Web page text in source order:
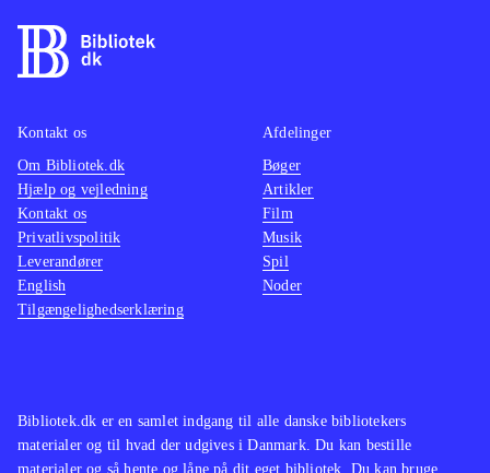
Bibliotek.dk er en samlet indgang til alle danske bibliotekers
materialer og til hvad der udgives i Danmark. Du kan bestille
materialer og så hente og låne på dit eget bibliotek. Du kan bruge
Kontakt os
Om Bibliotek.dk
Hjælp og vejledning
Kontakt os
Privatlivspolitik
Leverandører
English
Tilgængelighedserklæring
Afdelinger
Bøger
Artikler
Film
Musik
Spil
Noder